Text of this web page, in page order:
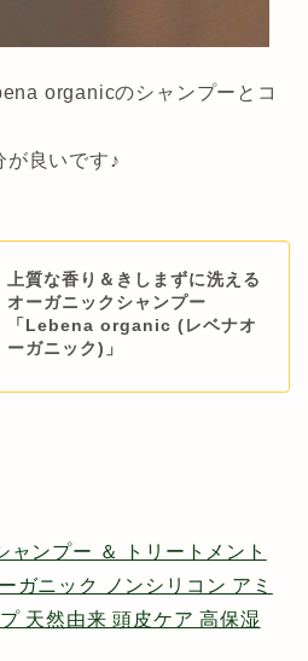
organicのシャンプーとコ
が良いです♪
上質な香り＆きしまずに洗える
オーガニックシャンプー
「Lebena organic (レベナオ
ーガニック)」
ャンプー ＆ トリートメント
ガニック ノンシリコン アミ
天然由来 頭皮ケア 高保湿